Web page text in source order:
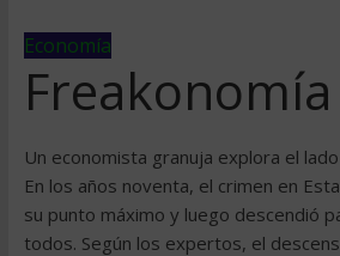
Economía
Freakonomía
Un economista granuja explora el
En los años noventa, el crimen en
su punto máximo y luego descendió
todos. Según los expertos, el